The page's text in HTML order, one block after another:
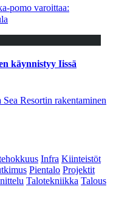
pomo varoittaa:
käynnistyy Iissä
Resortin rakentaminen
Infra Kiinteistöt
Pientalo Projektit
Talotekniikka Talous